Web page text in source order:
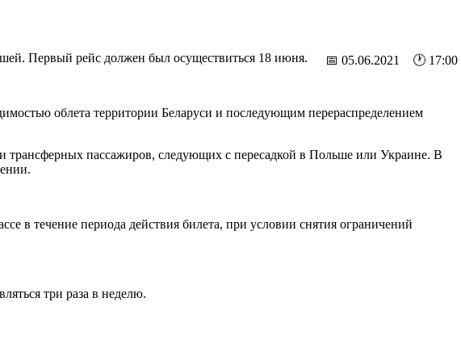
📅 05.06.2021 🕐 17:00
Первый рейс должен был осуществиться 18 июня.
облета территории Беларуси и последующим перераспределением
пассажиров, следующих с пересадкой в Польше или Украине. В
в течение периода действия билета, при условии снятия ограничений
три раза в неделю.